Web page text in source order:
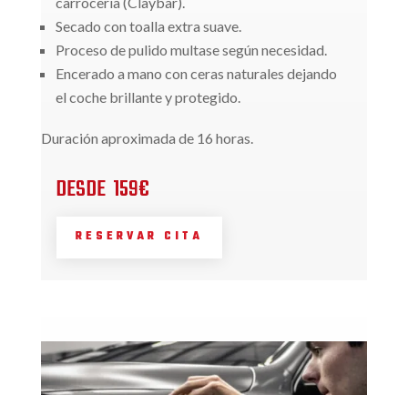
Secado con toalla extra suave.
Proceso de pulido multase según necesidad.
Encerado a mano con ceras naturales dejando
el coche brillante y protegido.
Duración aproximada de 16 horas.
DESDE 159€
RESERVAR CITA